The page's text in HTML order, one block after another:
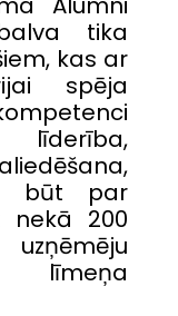
tika
kas ar
spēja
būt par
nekā 200
līmeņa